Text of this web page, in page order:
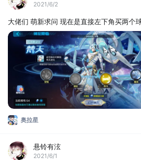
2021/6/2
大佬们 萌新求问 现在是直接左下角买两个
奥拉星
悬铃有泫
2021/6/1